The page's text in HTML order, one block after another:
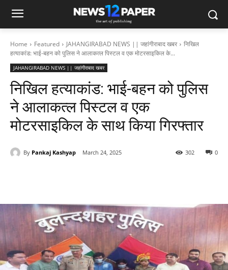
Home Featured JAHANGIRABAD NEWS || जहांगीराबाद खबर
निखिल
हत्याकांड: भाई-बहन को पुलिस ने आलाकत्ल पिस्टल व एक मोटरसाइकिल के...
JAHANGIRABAD NEWS || जहांगीराबाद खबर
निखिल हत्याकांड: भाई-बहन को पुलिस
ने आलाकत्ल पिस्टल व एक
मोटरसाइकिल के साथ किया गिरफ्तार
By Pankaj Kashyap March 24, 2025 0
302